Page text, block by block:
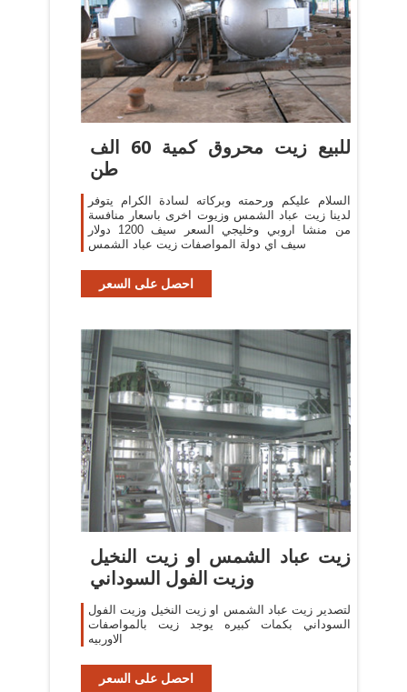
للبيع زيت محروق كمية 60 الف
طن
السلام عليكم ورحمته وبركاته لسادة الكرام يتوفر
لدينا زيت عباد الشمس وزيوت اخرى باسعار منافسة
من منشا اروبي وخليجي السعر سيف 1200 دولار
سيف اي دولة المواصفات زيت عباد الشمس
احصل على السعر
زيت عباد الشمس او زيت النخيل
وزيت الفول السوداني
لتصدير زيت عباد الشمس او زيت النخيل وزيت الفول
السوداني بكمات كبيره يوجد زيت بالمواصفات
الاوربيه
احصل على السعر